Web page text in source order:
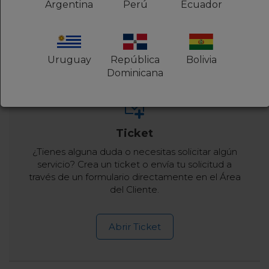
Hablar con un consultor
Ticket
¿Tienes alguna duda o necesitas solicitar algún
servicio? Crea un ticket o envía tu solicitud a
través de un formulario directamente en el Área
del Cliente.
Abrir Ticket
Argentina Perú Ecuador
Uruguay
República
Dominicana
Bolivia